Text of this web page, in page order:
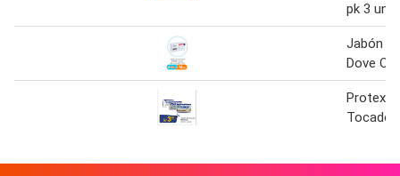
pk 3
Jabón
Dove
Protex
Tocador